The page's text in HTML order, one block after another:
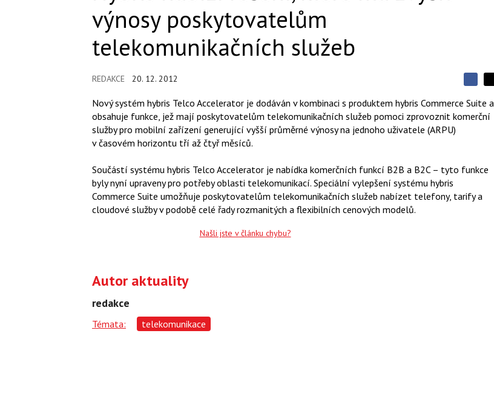
výnosy poskytovatelům
telekomunikačních služeb
REDAKCE 20. 12. 2012
S
d
í
S
í
l
a
c
í
l
Nový systém hybris Telco Accelerator je dodáván v kombinaci s produktem hybris Commerce Suite a
obsahuje funkce, jež mají poskytovatelům telekomunikačních služeb pomoci zprovoznit komerční
služby pro mobilní zařízení generující vyšší průměrné výnosy na jednoho uživatele (ARPU)
v časovém horizontu tří až čtyř měsíců.
Součástí systému hybris Telco Accelerator je nabídka komerčních funkcí B2B a B2C – tyto funkce
byly nyní upraveny pro potřeby oblasti telekomunikací. Speciální vylepšení systému hybris
Commerce Suite umožňuje poskytovatelům telekomunikačních služeb nabízet telefony, tarify a
cloudové služby v podobě celé řady rozmanitých a flexibilních cenových modelů.
Našli jste v článku chybu?
Autor aktuality
redakce
Témata: telekomunikace